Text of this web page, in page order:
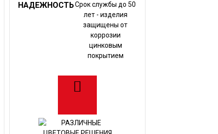
НАДЕЖНОСТЬСрок службы до 50
лет - изделия
защищены от
коррозии
цинковым
покрытием